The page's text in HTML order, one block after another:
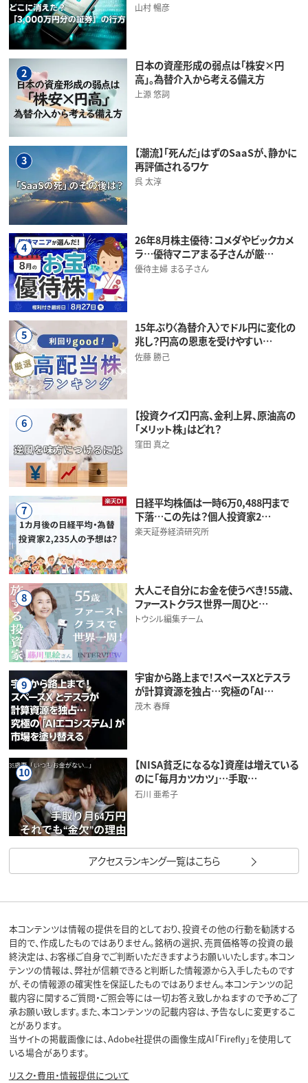
山村 暢彦
2
日本の資産形成の弱点は「株安×円
高」。為替介入から考える備え方
上源 悠詞
3
【潮流】「死んだ」はずのSaaSが、静かに
再評価されるワケ
呉 太淳
4
26年8月株主優待：コメダやビックカメ
ラ…優待マニアまる子さんが厳…
優待主婦 まる子さん
5
15年ぶり〈為替介入〉でドル円に変化の
兆し？円高の恩恵を受けやすい…
佐藤 勝己
6
【投資クイズ】円高、金利上昇、原油高の
「メリット株」はどれ？
窪田 真之
7
日経平均株価は一時6万0,488円まで
下落…この先は？個人投資家2…
楽天証券経済研究所
8
大人こそ自分にお金を使うべき！55歳、
ファーストクラス世界一周ひと…
トウシル編集チーム
9
宇宙から路上まで！スペースXとテスラ
が計算資源を独占…究極の「AI…
茂木 春輝
10
【NISA貧乏になるな】資産は増えている
のに「毎月カツカツ」…手取…
石川 亜希子
アクセスランキング一覧はこちら
本コンテンツは情報の提供を目的としており、投資その他の行動を勧誘する
目的で、作成したものではありません。銘柄の選択、売買価格等の投資の最
終決定は、お客様ご自身でご判断いただきますようお願いいたします。本コン
テンツの情報は、弊社が信頼できると判断した情報源から入手したものです
が、その情報源の確実性を保証したものではありません。本コンテンツの記
載内容に関するご質問・ご照会等には一切お答え致しかねますので予めご了
承お願い致します。また、本コンテンツの記載内容は、予告なしに変更するこ
とがあります。
当サイトの掲載画像には、Adobe社提供の画像生成AI「Firefly」を使用して
いる場合があります。
リスク・費用・情報提供について